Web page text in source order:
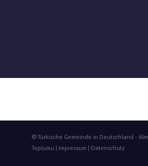
© Türkische Gemeinde in Deutschland -
Toplumu | Impressum Datenschutz